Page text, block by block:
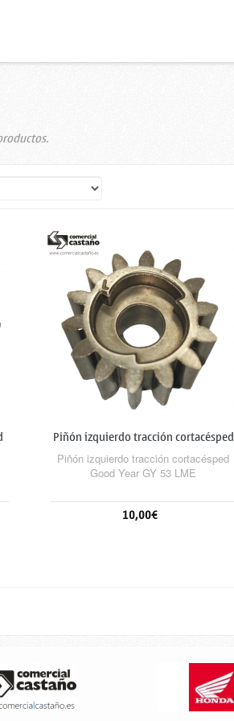
Piñón izquierdo tracción cortacésped
Good...
Piñón izquierdo tracción cortacésped
Good Year GY 53 LME
10,00€